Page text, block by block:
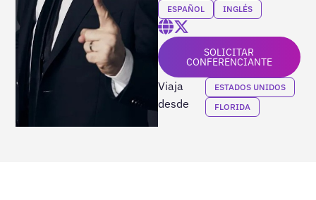
ESPAÑOL INGLÉS
SOLICITAR
CONFERENCIANTE
Viaja
desde
ESTADOS UNIDOS
FLORIDA